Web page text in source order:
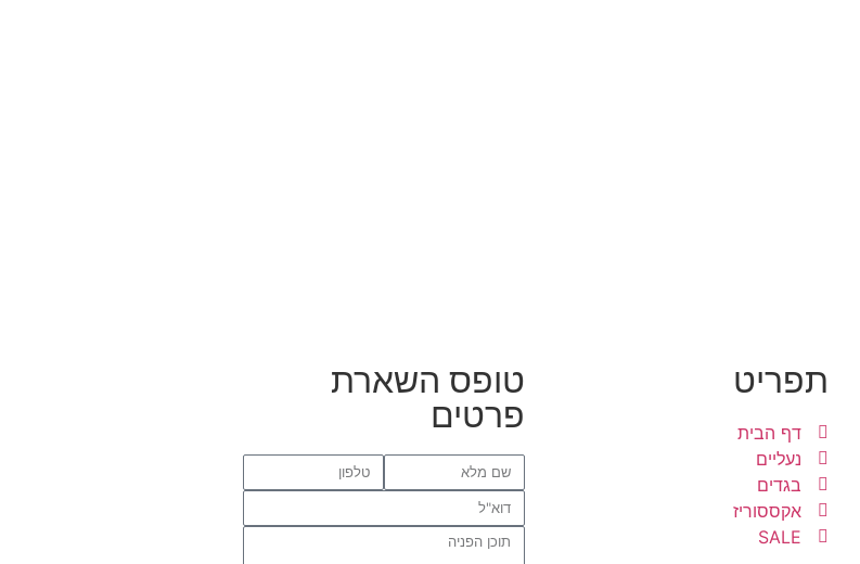
תפריט
דף הבית
נעליים
בגדים
אקססוריז
SALE
טופס השארת
פרטים